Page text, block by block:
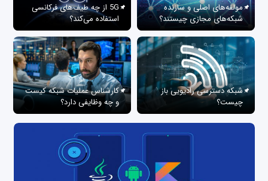
مولفه‌های اصلی و سازنده
شبکه‌های مجازی چیستند؟
5G از چه طیف‌های فرکانسی
استفاده می‌کند؟
شبکه دسترسی رادیویی باز
چیست؟
کارشناس عملیات شبکه کیست
و چه وظایفی دارد؟